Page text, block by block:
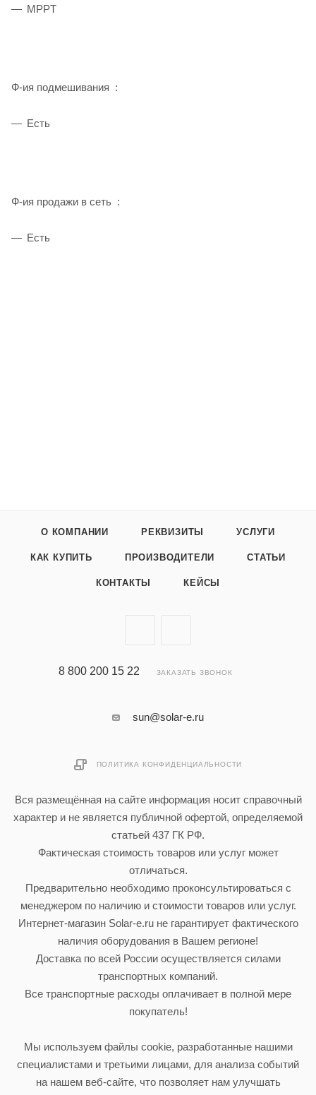
MPPT
Ф-ия подмешивания :
Есть
Ф-ия продажи в сеть :
Есть
О КОМПАНИИ РЕКВИЗИТЫ УСЛУГИ
КАК КУПИТЬ ПРОИЗВОДИТЕЛИ СТАТЬИ
КОНТАКТЫ КЕЙСЫ
8 800 200 15 22 ЗАКАЗАТЬ ЗВОНОК
sun@solar-e.ru
ПОЛИТИКА КОНФИДЕНЦИАЛЬНОСТИ
Вся размещённая на сайте информация носит справочный
характер и не является публичной офертой, определяемой
статьей 437 ГК РФ.
Фактическая стоимость товаров или услуг может
отличаться.
Предварительно необходимо проконсультироваться с
менеджером по наличию и стоимости товаров или услуг.
Интернет-магазин Solar-e.ru не гарантирует фактического
наличия оборудования в Вашем регионе!
Доставка по всей России осуществляется силами
транспортных компаний.
Все транспортные расходы оплачивает в полной мере
покупатель!
Мы используем файлы cookie, разработанные нашими
специалистами и третьими лицами, для анализа событий
на нашем веб-сайте, что позволяет нам улучшать